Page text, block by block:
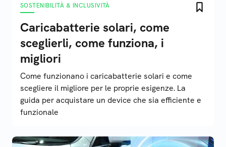
SOSTENIBILITÀ & INCLUSIVITÀ
Caricabatterie solari, come
sceglierli, come funziona, i
migliori
Come funzionano i caricabatterie solari e come
scegliere il migliore per le proprie esigenze. La
guida per acquistare un device che sia efficiente e
funzionale